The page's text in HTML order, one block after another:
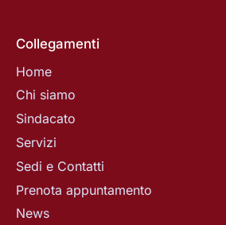
Collegamenti
Home
Chi siamo
Sindacato
Servizi
Sedi e Contatti
Prenota appuntamento
News